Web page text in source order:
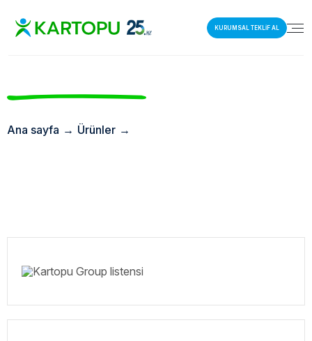
KURUMSAL TEKLİF AL
Ana sayfa → Ürünler →